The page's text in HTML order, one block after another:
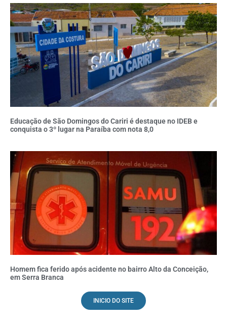
Educação de São Domingos do Cariri é destaque no IDEB e
conquista o 3º lugar na Paraíba com nota 8,0
Homem fica ferido após acidente no bairro Alto da Conceição,
em Serra Branca
INICIO DO SITE